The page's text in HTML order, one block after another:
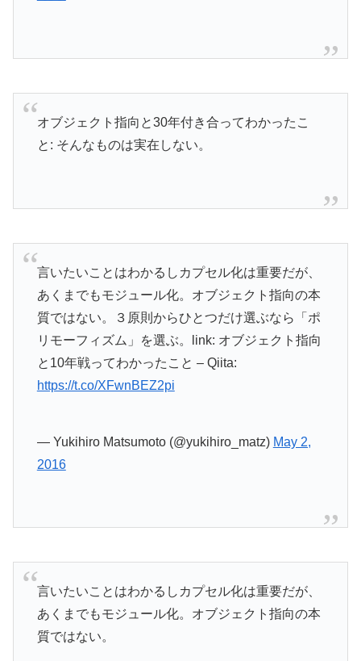
オブジェクト指向と30年付き合ってわかったこ
と: そんなものは実在しない。
言いたいことはわかるしカプセル化は重要だが、
あくまでもモジュール化。オブジェクト指向の本
質ではない。３原則からひとつだけ選ぶなら「ポ
リモーフィズム」を選ぶ。link: オブジェクト指向
と10年戦ってわかったこと – Qiita:
https://t.co/XFwnBEZ2pi
— Yukihiro Matsumoto (@yukihiro_matz) May 2,
2016
言いたいことはわかるしカプセル化は重要だが、
あくまでもモジュール化。オブジェクト指向の本
質ではない。